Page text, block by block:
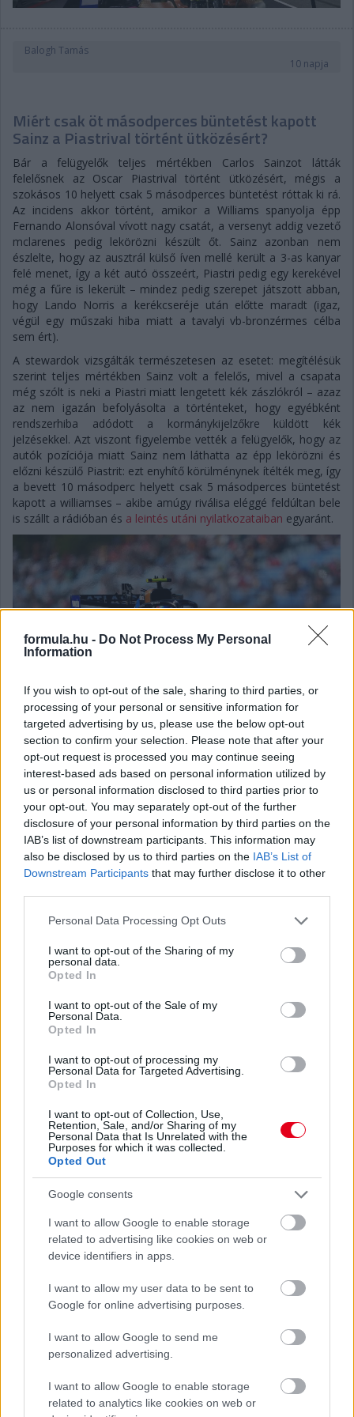
formula.hu - Do Not Process My Personal
Information
If you wish to opt-out of the sale, sharing to third parties, or
processing of your personal or sensitive information for
targeted advertising by us, please use the below opt-out
section to confirm your selection. Please note that after your
opt-out request is processed you may continue seeing
interest-based ads based on personal information utilized by
us or personal information disclosed to third parties prior to
your opt-out. You may separately opt-out of the further
disclosure of your personal information by third parties on the
IAB’s list of downstream participants. This information may
also be disclosed by us to third parties on the IAB’s List of
Downstream Participants that may further disclose it to other
Please note that this website/app uses one or more Google
not limited to your visit or usage behaviour. You may click to
grant or deny consent to Google and its third-party tags to
use your data for below specified purposes in below Google
consent section.
Personal Data Processing Opt Outs
I want to opt-out of the Sharing of my
personal data.
Opted In
I want to opt-out of the Sale of my
Personal Data.
Opted In
I want to opt-out of processing my
Personal Data for Targeted Advertising.
Opted In
I want to opt-out of Collection, Use,
Retention, Sale, and/or Sharing of my
Personal Data that Is Unrelated with the
Purposes for which it was collected.
Opted Out
Google consents
I want to allow Google to enable storage
related to advertising like cookies on web or
device identifiers in apps.
I want to allow my user data to be sent to
Google for online advertising purposes.
I want to allow Google to send me
personalized advertising.
I want to allow Google to enable storage
related to analytics like cookies on web or
Balogh Tamás
10 napja
Miért csak öt másodperces büntetést kapott
Sainz a Piastrival történt ütközésért?
Bár a felügyelők teljes mértékben Carlos Sainzot látták
felelősnek az Oscar Piastrival történt ütközésért, mégis a
szokásos 10 helyett csak 5 másodperces büntetést róttak ki rá.
Az incidens akkor történt, amikor a Williams spanyolja épp
Fernando Alonsóval vívott nagy csatát, a versenyt addig vezető
mclarenes pedig lekörözni készült őt. Sainz azonban nem
észlelte, hogy az ausztrál külső íven mellé került a 3-as kanyar
felé menet, így a két autó összeért, Piastri pedig egy kerekével
még a fűre is lekerült – mindez pedig szerepet játszott abban,
hogy Lando Norris a kerékcseréje után előtte maradt (igaz,
végül egy műszaki hiba miatt a tavalyi vb-bronzérmes célba
sem ért).
A stewardok vizsgálták természetesen az esetet: megítélésük
szerint teljes mértékben Sainz volt a felelős, mivel a csapata
még szólt is neki a Piastri miatt lengetett kék zászlókról – azaz
az nem igazán befolyásolta a történteket, hogy egyébként
rendszerhiba adódott a kormánykijelzőkre küldött kék
jelzésekkel. Azt viszont figyelembe vették a felügyelők, hogy az
autók pozíciója miatt Sainz nem láthatta az épp lekörözni és
előzni készülő Piastrit: ezt enyhítő körülménynek ítélték meg, így
a bevett 10 másodperc helyett csak 5 másodperces büntetést
kapott a williamses – akibe amúgy riválisa eléggé feldúltan bele
is szállt a rádióban és a leintés utáni nyilatkozataiban egyaránt.
Balogh Boglárka
11 napja
Wolff: Ezek a versenymérnökök olyanok, mint a
manővere, és az egész szituáció miatt – az ausztrál
elfogadhatatlannak nevezte, hogy „egy mezőny végi versenyző
hülyesége” miatt elbukta a vezető helyet –, hanem szélesebb
körben is vihart kavartak a történtek. Sainz elmondása szerint
jelzi nekik, a Mercedes vezetője, Toto Wolff szerint viszont sem
ezt, sem a versenymérnökök attitűdjét nem engedheti meg
magának az F1.
„Az, hogy a zászlós rendszer nem működött, és a mezőny
végén lévő autók védekezni kezdtek Lewis és Kimi ellen,
elfogadhatatlan” – fogalmazott. „Gyalázatos produkció ez a
versenymérnököktől is, olyanok, mint a Teletabik. Csak ülnek,
és nem szólnak a versenyzőiknek, hogy mi történik mögöttük.”
Mind Wolff, mind Piastri azt reméli a történtek után, hogy a
jövőben a versenyzők nem kizárólag arra fognak hagyatkozni,
amit a kijelzőjükön látnak, hanem körül is néznek egy manőver